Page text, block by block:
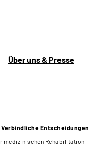
Über uns & Presse
Verbindliche Entscheidungen
medizinischen Rehabilitation